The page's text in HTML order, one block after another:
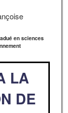
en sciences
LA
DE